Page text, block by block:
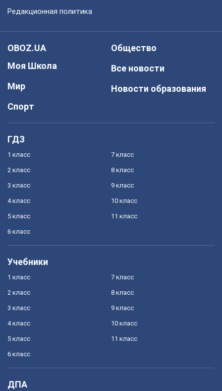
Редакционная политика
OBOZ.UA
Моя Школа
Мир
Спорт
Общество
Все новости
Новости образования
ГДЗ
1 класс
2 класс
3 класс
4 класс
5 класс
6 класс
7 класс
8 класс
9 класс
10 класс
11 класс
Учебники
1 класс
2 класс
3 класс
4 класс
5 класс
6 класс
7 класс
8 класс
9 класс
10 класс
11 класс
ДПА